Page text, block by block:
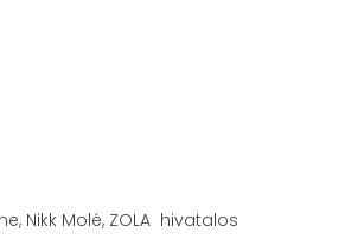
Nikk Molé, ZOLA hivatalos